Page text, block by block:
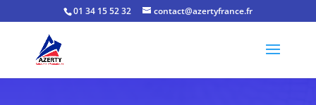
01 34 15 52 32 contact@azertyfrance.fr